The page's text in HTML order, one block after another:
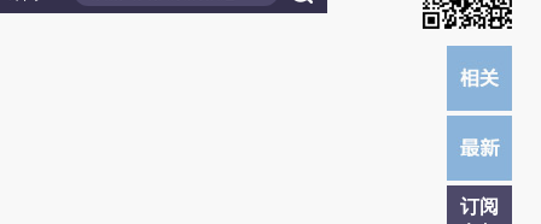
订阅